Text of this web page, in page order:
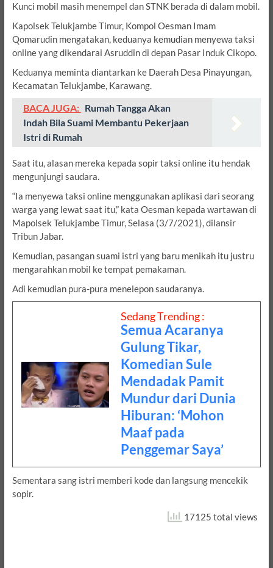
Kunci mobil masih menempel dan STNK berada di dalam mobil.
Kapolsek Telukjambe Timur, Kompol Oesman Imam
Qomarudin mengatakan, keduanya kemudian menyewa taksi
online yang dikendarai Asruddin di depan Pasar Induk Cikopo.
Keduanya meminta diantarkan ke Daerah Desa Pinayungan,
Kecamatan Telukjambe, Karawang.
BACA JUGA: Rumah Tangga Akan
Indah Bila Suami Membantu Pekerjaan
Istri di Rumah
Saat itu, alasan mereka kepada sopir taksi online itu hendak
mengunjungi saudara.
“Ia menyewa taksi online menggunakan aplikasi dari seorang
warga yang lewat saat itu,” kata Oesman kepada wartawan di
Mapolsek Telukjambe Timur, Selasa (3/7/2021), dilansir
Tribun Jabar.
Kemudian, pasangan suami istri yang baru menikah itu justru
mengarahkan mobil ke tempat pemakaman.
Adi kemudian pura-pura menelepon saudaranya.
Sedang Trending :
Semua Acaranya
Gulung Tikar,
Komedian Sule
Mendadak Pamit
Mundur dari Dunia
Hiburan: ‘Mohon
Maaf pada
Penggemar Saya’
Sementara sang istri memberi kode dan langsung mencekik
sopir.
17125 total views